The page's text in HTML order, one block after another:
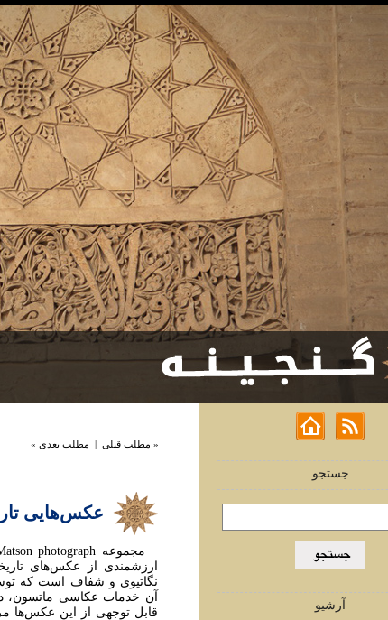
جستجو
آرشیو
« مطلب قبلی | مطلب بعدی »
عكس‌هایی
نگاتیوی و شفاف است که
قابل توجهی از این عکس‌ها